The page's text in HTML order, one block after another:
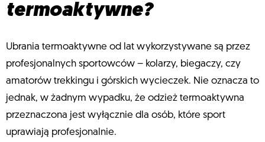
termoaktywne?
Ubrania termoaktywne od lat wykorzystywane są przez
profesjonalnych sportowców – kolarzy, biegaczy, czy
amatorów trekkingu i górskich wycieczek. Nie oznacza to
jednak, w żadnym wypadku, że odzież termoaktywna
przeznaczona jest wyłącznie dla osób, które sport
uprawiają profesjonalnie.